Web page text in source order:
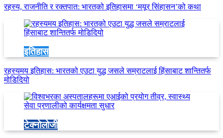
रहस्य, राजनीति र रक्तपात: भारतको इतिहासमा ‘मयूर सिंहासन’को कथा
इतिहास
रहस्यमय इतिहास: भारतको एउटा युद्ध जसले सम्राटलाई हिंसाबाट शान्तितर्फ
मोडिदियो
टेक्नोलोजी